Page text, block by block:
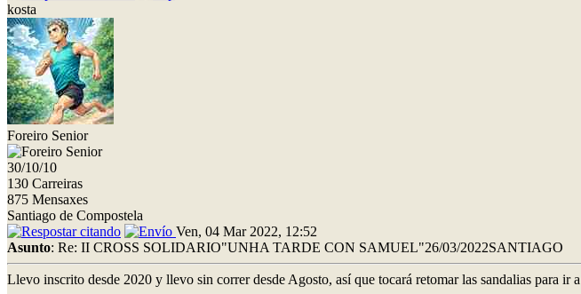
kosta
Foreiro Senior
30/10/10
130 Carreiras
875 Mensaxes
Santiago de Compostela
Ven, 04 Mar 2022, 12:52
Asunto: Re: II CROSS SOLIDARIO"UNHA TARDE CON SAMUEL"26/03/2022SANTIAGO
Llevo inscrito desde 2020 y llevo sin correr desde Agosto, así que tocará retomar las sandalias para ir